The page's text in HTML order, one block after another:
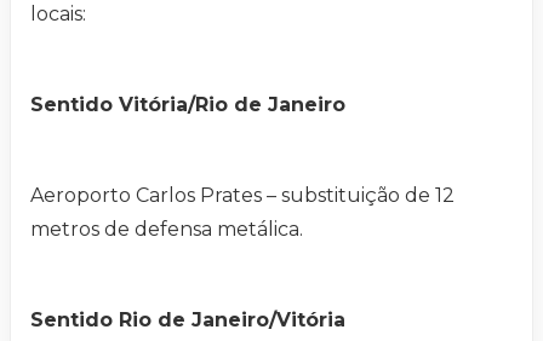
locais:
Sentido Vitória/Rio de Janeiro
Aeroporto Carlos Prates – substituição de 12
metros de defensa metálica.
Sentido Rio de Janeiro/Vitória